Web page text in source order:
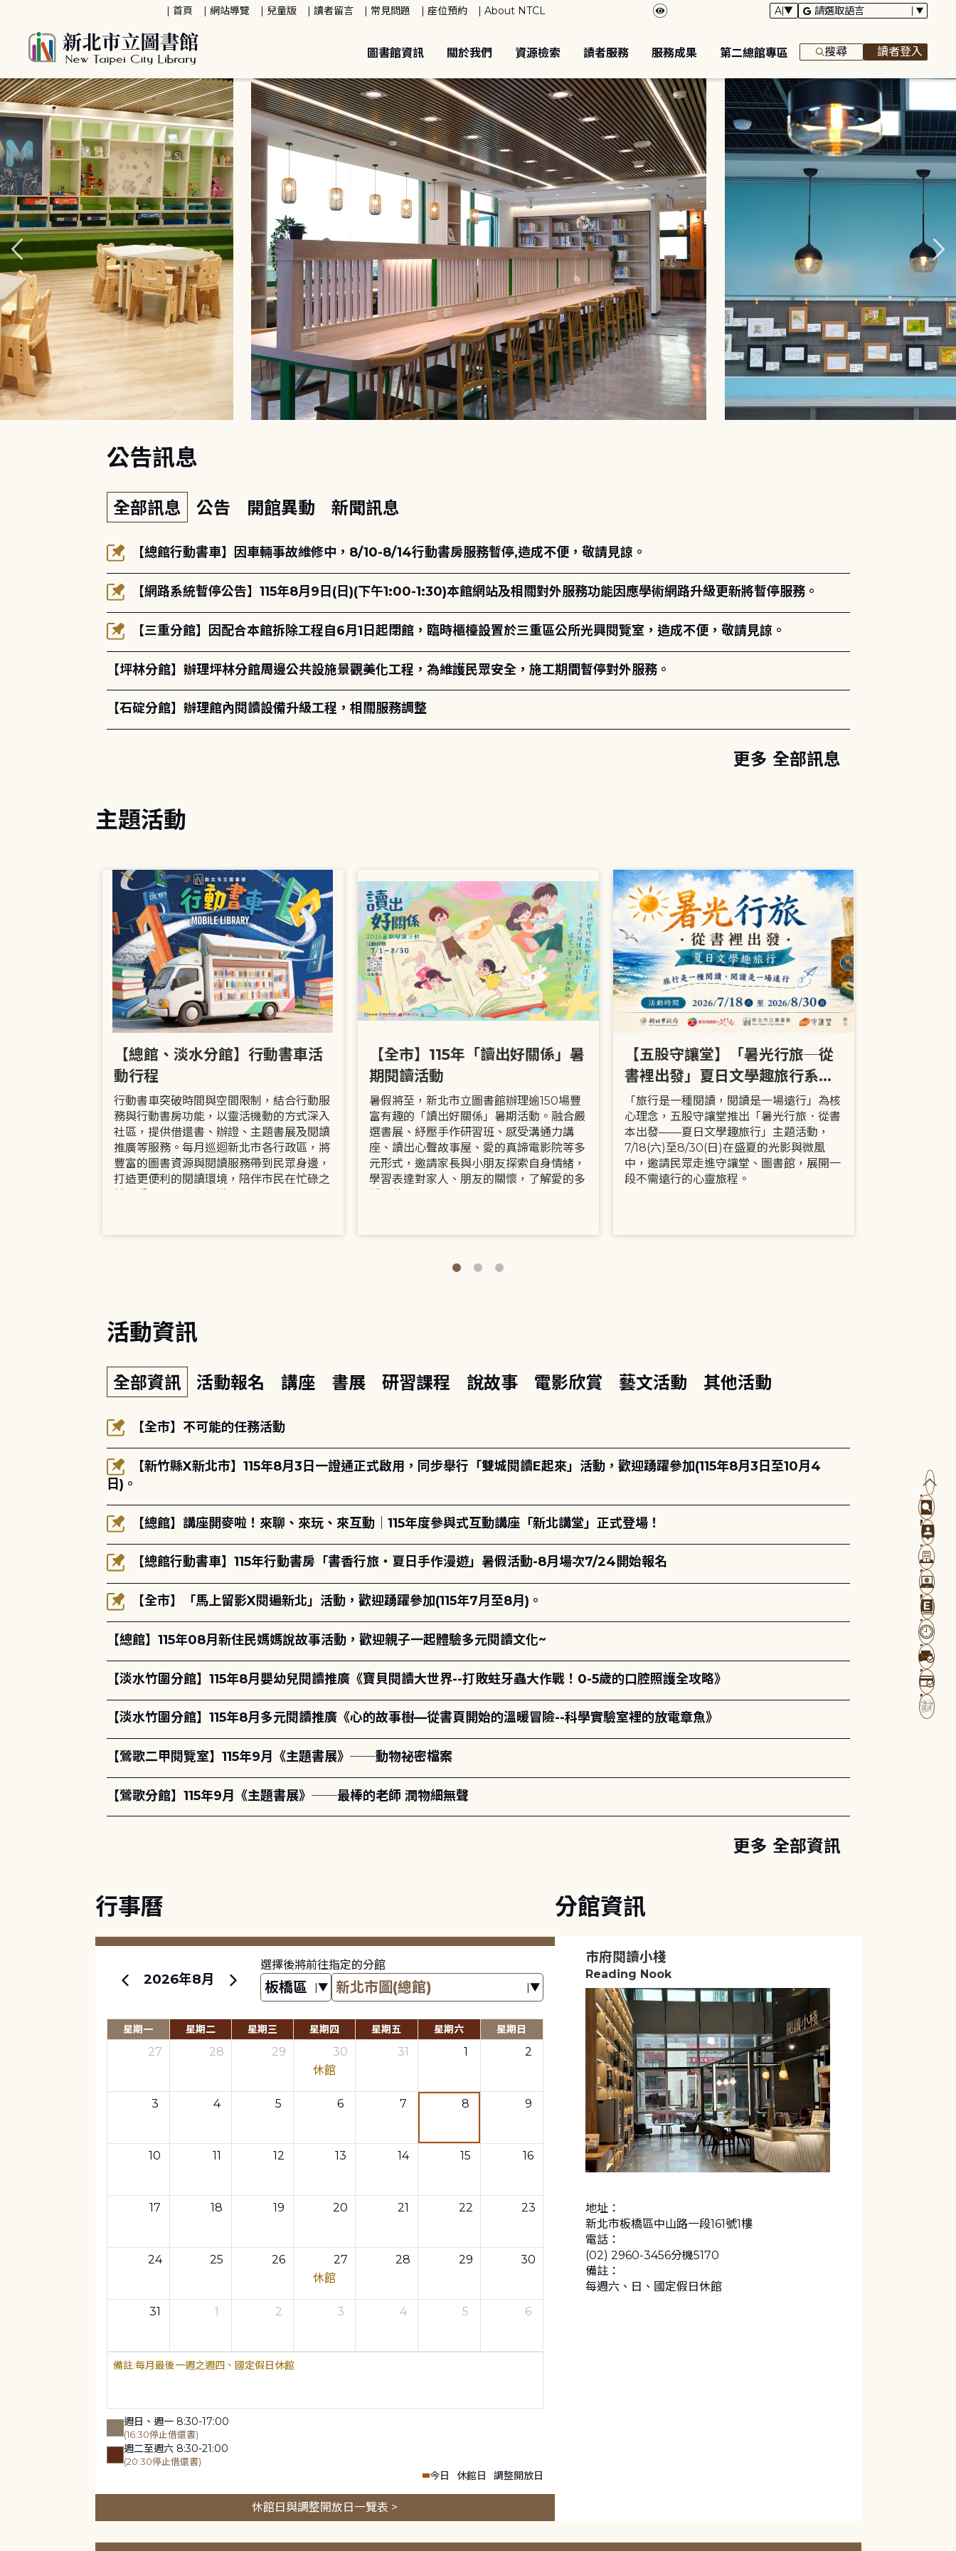
首頁 網站導覽 兒童版 讀者留言 常見問題 座位預約 About NTCL
圖書館資訊 關於我們 資源檢索 讀者服務 服務成果 第二總館專區 搜尋 讀者登入
公告訊息
全部訊息 公告 開館異動 新聞訊息
【總館行動書車】因車輛事故維修中，8/10-8/14行動書房服務暫停,造成不便，敬請見諒。
【網路系統暫停公告】115年8月9日(日)(下午1:00-1:30)本館網站及相關對外服務功能因應學術網路升級更新將暫停服務。
【三重分館】因配合本館拆除工程自6月1日起閉館，臨時櫃檯設置於三重區公所光興閱覽室，造成不便，敬請見諒。
【坪林分館】辦理坪林分館周邊公共設施景觀美化工程，為維護民眾安全，施工期間暫停對外服務。
【石碇分館】辦理館內閱讀設備升級工程，相關服務調整
更多 全部訊息
主題活動
【總館、淡水分館】行動書車活
動行程
行動書車突破時間與空間限制，結合行動服
務與行動書房功能，以靈活機動的方式深入
社區，提供借還書、辦證、主題書展及閱讀
推廣等服務。每月巡迴新北市各行政區，將
豐富的圖書資源與閱讀服務帶到民眾身邊，
打造更便利的閱讀環境，陪伴市民在忙碌之
【全市】115年「讀出好關係」暑
期閱讀活動
暑假將至，新北市立圖書館辦理逾150場豐
富有趣的「讀出好關係」暑期活動。融合嚴
選書展、紓壓手作研習班、感受溝通力講
座、讀出心聲故事屋、愛的真諦電影院等多
元形式，邀請家長與小朋友探索自身情緒，
學習表達對家人、朋友的關懷，了解愛的多
【五股守讓堂】「暑光行旅─從
書裡出發」夏日文學趣旅行系列
活動
「旅行是一種閱讀，閱讀是一場遠行」為核
心理念，五股守讓堂推出「暑光行旅．從書
本出發——夏日文學趣旅行」主題活動，
7/18(六)至8/30(日)在盛夏的光影與微風
中，邀請民眾走進守讓堂、圖書館，展開一
段不需遠行的心靈旅程。
活動資訊
全部資訊 活動報名 講座 書展 研習課程 說故事 電影欣賞 藝文活動 其他活動
【全市】不可能的任務活動
【新竹縣X新北市】115年8月3日一證通正式啟用，同步舉行「雙城閱讀E起來」活動，歡迎踴躍參加(115年8月3日至10月4
日)。
【總館】講座開麥啦！來聊、來玩、來互動｜115年度參與式互動講座「新北講堂」正式登場！
【總館行動書車】115年行動書房「書香行旅・夏日手作漫遊」暑假活動-8月場次7/24開始報名
【全市】「馬上留影X閱遍新北」活動，歡迎踴躍參加(115年7月至8月)。
【總館】115年08月新住民媽媽說故事活動，歡迎親子一起體驗多元閱讀文化~
【淡水竹圍分館】115年8月嬰幼兒閱讀推廣《寶貝閱讀大世界--打敗蛀牙蟲大作戰！0-5歲的口腔照護全攻略》
【淡水竹圍分館】115年8月多元閱讀推廣《心的故事樹—從書頁開始的溫暖冒險--科學實驗室裡的放電章魚》
【鶯歌二甲閱覽室】115年9月《主題書展》──動物祕密檔案
【鶯歌分館】115年9月《主題書展》──最棒的老師 潤物細無聲
更多 全部資訊
行事曆
2026年8月
選擇後將前往指定的分館
星期一 星期二 星期三 星期四 星期五 星期六 星期日
27 28 29
30
休館
31 1 2
3 4 5 6 7 8 9
10 11 12 13 14 15 16
17 18 19 20 21 22 23
24 25 26
27
休館
28 29 30
31 1 2 3 4 5 6
每月最後一週之週四、國定假日休館
週日、週一 8:30-17:00
(16:30停止借還書)
週二至週六 8:30-21:00
(20:30停止借還書)
今日 休館日 調整開放日
休館日與調整開放日一覽表 >
分館資訊
市府閱讀小棧
Reading Nook
地址：
新北市板橋區中山路一段161號1樓
電話：
(02) 2960-3456分機5170
備註：
每週六、日、國定假日休館